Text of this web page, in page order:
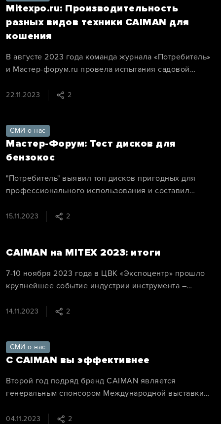
Mitexpo.ru: Производительность
разных видов техники CAIMAN для
кошения
В августе 2023 года команда журнала «Потребитель»
и Мастер-форум.ru провела испытания садовой
22.11.2023 2
СМИ о нас
Мастер-Форум: Тест дисков для
бензокос
"Потребитель" выявил топ дисков пригодных для
профессионального использования и составил
15.11.2023 2
CAIMAN на MITEX 2023: итоги
7-10 ноября 2023 года в ЦВК «Экспоцентр» прошло
крупнейшее событие индустрии инструмента –
техники CAIMAN, как и год назад, выступил
14.11.2023 2
СМИ о нас
C CAIMAN вы эффективнее
Второй год подряд бренд CAIMAN является
генеральным спонсором Международной выставки
04.11.2023 2